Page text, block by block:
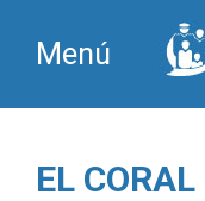
Menú
EL CORAL